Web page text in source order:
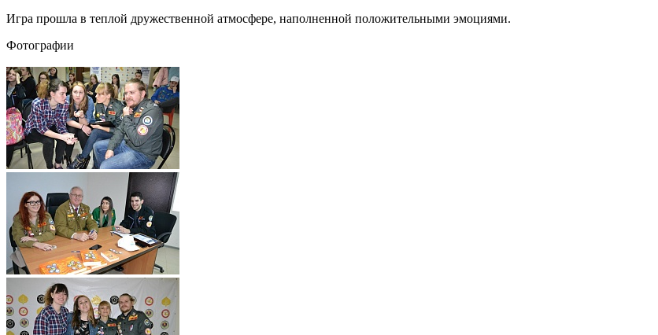
Игра прошла в теплой дружественной атмосфере, наполненной положительными эмоциями.
Фотографии